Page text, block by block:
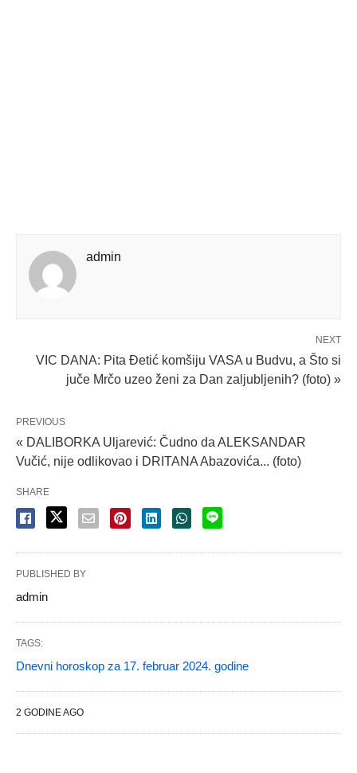
admin
NEXT
VIC DANA: Pita Đetić komšiju VASA u Budvu, a Što si
juče Mrčo uzeo ženi za Dan zaljubljenih? (foto) »
PREVIOUS
« DALIBORKA Uljarević: Čudno da ALEKSANDAR
Vučić, nije odlikovao i DRITANA Abazovića... (foto)
SHARE
PUBLISHED BY
admin
TAGS:
Dnevni horoskop za 17. februar 2024. godine
2 GODINE AGO